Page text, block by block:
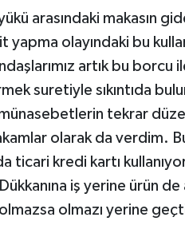
arasındaki makasın
olayındaki bu
artık bu borcu
suretiyle sıkıntıda
tekrar
olarak da verdim.
ticari kredi kartı
iş yerine ürün de
olmazı yerine